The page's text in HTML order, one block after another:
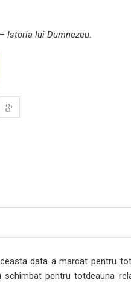
Istoria lui Dumnezeu.
data a marcat pentru
pentru totdeauna